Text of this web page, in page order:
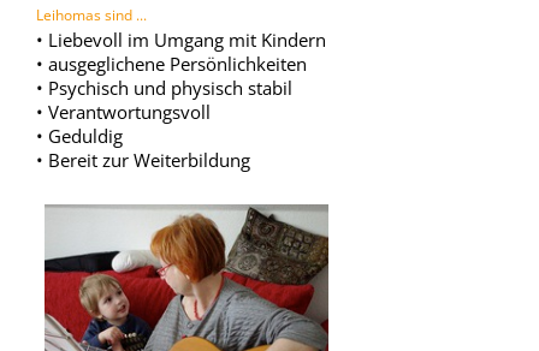
Leihomas sind ...
• Liebevoll im Umgang mit Kindern
• ausgeglichene Persönlichkeiten
• Psychisch und physisch stabil
• Verantwortungsvoll
• Geduldig
• Bereit zur Weiterbildung